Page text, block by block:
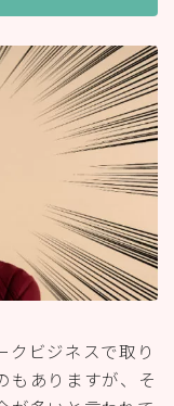
クビジネスで取り
もありますが、そ